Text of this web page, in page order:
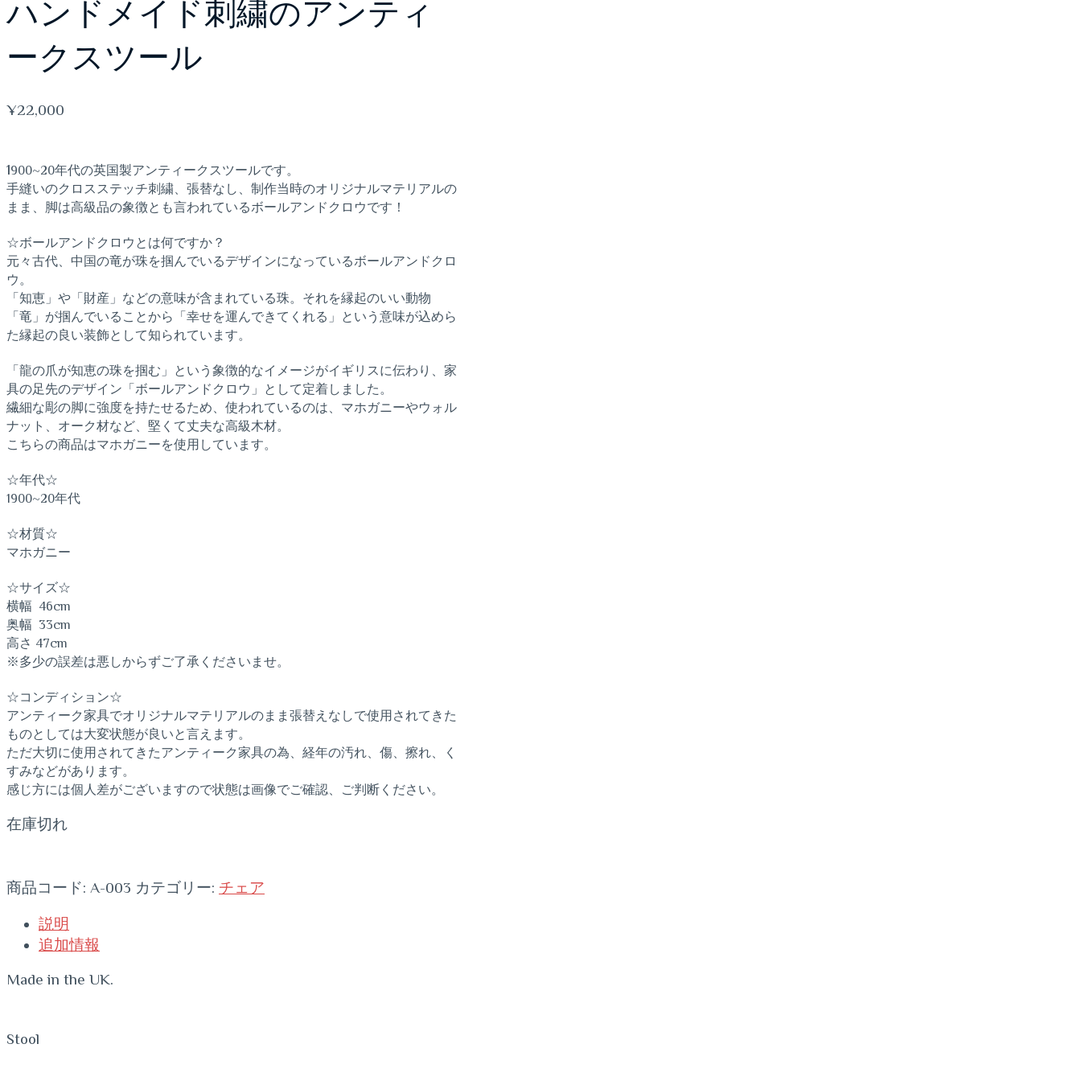
ハンドメイド刺繍のアンティ
ークスツール
¥22,000
1900~20年代の英国製アンティークスツールです。
手縫いのクロスステッチ刺繍、張替なし、制作当時のオリジナルマテリアルの
まま、脚は高級品の象徴とも言われているボールアンドクロウです！
☆ボールアンドクロウとは何ですか？
元々古代、中国の竜が珠を掴んでいるデザインになっているボールアンドクロ
ウ。
「知恵」や「財産」などの意味が含まれている珠。それを縁起のいい動物
「竜」が掴んでいることから「幸せを運んできてくれる」という意味が込めら
た縁起の良い装飾として知られています。
「龍の爪が知恵の珠を掴む」という象徴的なイメージがイギリスに伝わり、家
具の足先のデザイン「ボールアンドクロウ」として定着しました。
繊細な彫の脚に強度を持たせるため、使われているのは、マホガニーやウォル
ナット、オーク材など、堅くて丈夫な高級木材。
こちらの商品はマホガニーを使用しています。
☆年代☆
1900~20年代
☆材質☆
マホガニー
☆サイズ☆
横幅 46cm
奥幅 33cm
高さ 47cm
※多少の誤差は悪しからずご了承くださいませ。
☆コンディション☆
アンティーク家具でオリジナルマテリアルのまま張替えなしで使用されてきた
ものとしては大変状態が良いと言えます。
ただ大切に使用されてきたアンティーク家具の為、経年の汚れ、傷、擦れ、く
すみなどがあります。
感じ方には個人差がございますので状態は画像でご確認、ご判断ください。
在庫切れ
商品コード: A-003 カテゴリー: チェア
説明
追加情報
Made in the UK.
Stool